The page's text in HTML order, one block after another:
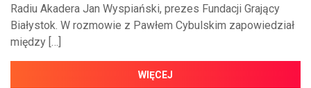
Radiu Akadera Jan Wyspiański, prezes Fundacji Grający
Białystok. W rozmowie z Pawłem Cybulskim zapowiedział
między […]
WIĘCEJ